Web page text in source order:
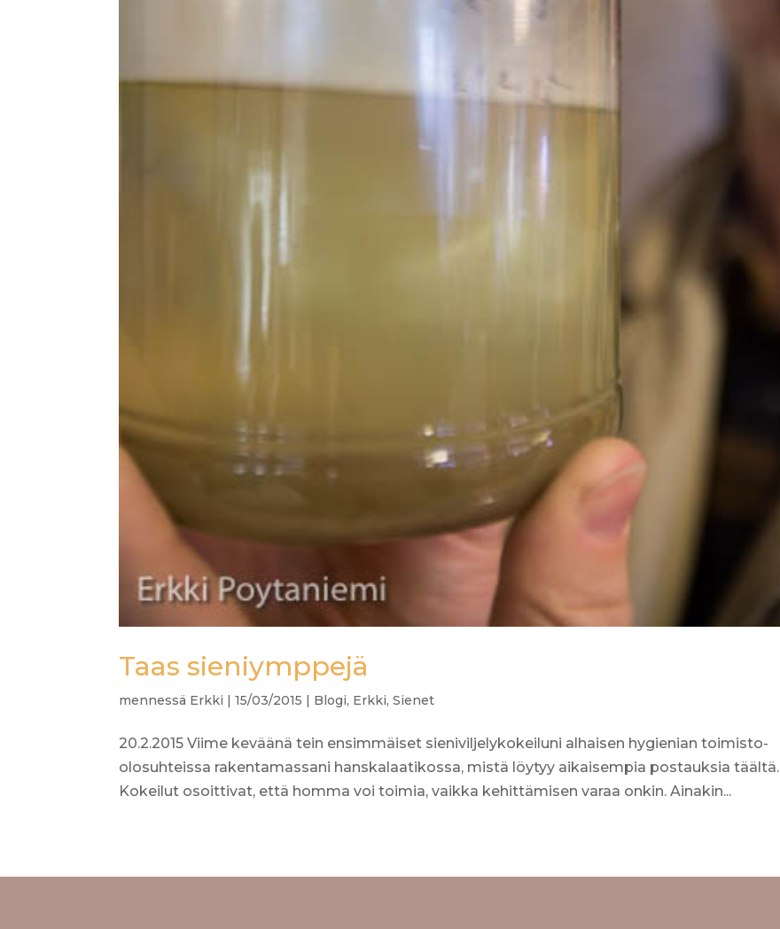
Taas sieniymppejä
mennessä Erkki |15/03/2015 | Blogi, Erkki,Sienet
20.2.2015 Viime keväänä tein ensimmäiset sieniviljelykokeiluni alhaisen hygienian toimisto-
olosuhteissa rakentamassani hanskalaatikossa, mistä löytyy aikaisempia postauksia täältä.
Kokeilut osoittivat, että homma voi toimia, vaikka kehittämisen varaa onkin. Ainakin...